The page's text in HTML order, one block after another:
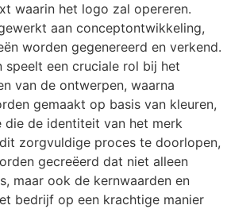
waarin het logo zal opereren.
aan conceptontwikkeling,
worden gegenereerd en verkend.
speelt een cruciale rol bij het
van de ontwerpen, waarna
gemaakt op basis van kleuren,
de identiteit van het merk
zorgvuldige proces te doorlopen,
gecreëerd dat niet alleen
maar ook de kernwaarden en
bedrijf op een krachtige manier